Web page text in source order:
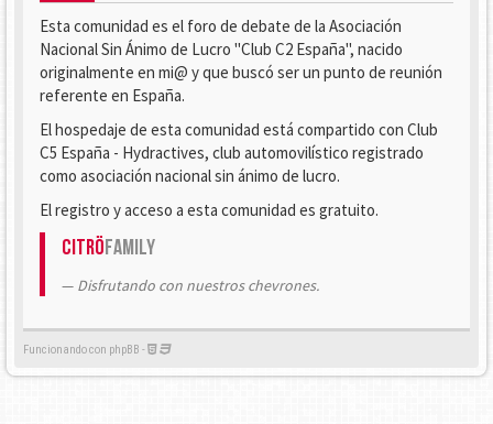
Esta comunidad es el foro de debate de la Asociación
Nacional Sin Ánimo de Lucro "Club C2 España", nacido
originalmente en mi@ y que buscó ser un punto de reunión
referente en España.
El hospedaje de esta comunidad está compartido con Club
C5 España - Hydractives, club automovilístico registrado
como asociación nacional sin ánimo de lucro.
El registro y acceso a esta comunidad es gratuito.
CitröFamily
Disfrutando con nuestros chevrones.
Funcionando con phpBB -